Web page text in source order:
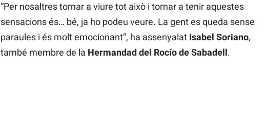
“Per nosaltres tornar a viure tot això i tornar a tenir aquestes
sensacions és… bé, ja ho podeu veure. La gent es queda sense
paraules i és molt emocionant”, ha assenyalat Isabel Soriano,
també membre de la Hermandad del Rocío de Sabadell.